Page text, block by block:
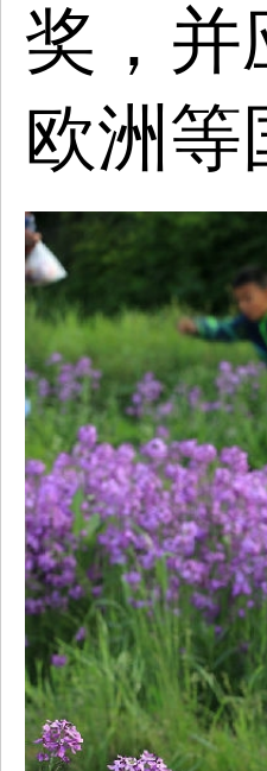
奖，并
欧洲